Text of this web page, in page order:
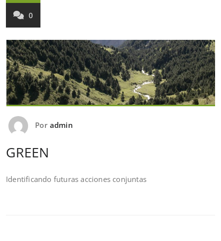
0
Por admin
GREEN
Identificando futuras acciones conjuntas